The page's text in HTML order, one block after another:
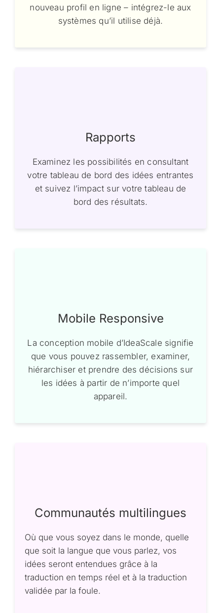
nouveau profil en ligne – intégrez-le aux
systèmes qu’il utilise déjà.
Rapports
Examinez les possibilités en consultant
votre tableau de bord des idées entrantes
et suivez l’impact sur votre tableau de
bord des résultats.
Mobile Responsive
La conception mobile d’IdeaScale signifie
que vous pouvez rassembler, examiner,
hiérarchiser et prendre des décisions sur
les idées à partir de n’importe quel
appareil.
Communautés multilingues
Où que vous soyez dans le monde, quelle
que soit la langue que vous parlez, vos
idées seront entendues grâce à la
traduction en temps réel et à la traduction
validée par la foule.